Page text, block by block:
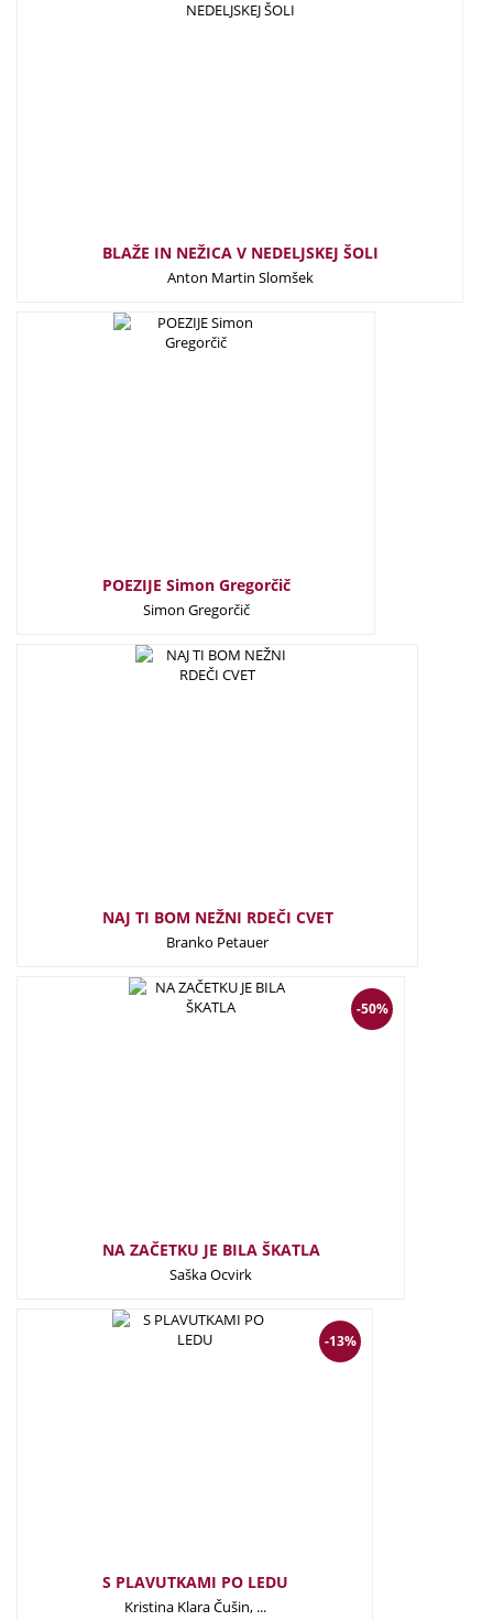
BLAŽE IN NEŽICA V NEDELJSKEJ ŠOLI
Anton Martin Slomšek
25,00 €
POEZIJE Simon Gregorčič
Simon Gregorčič
22,50 €
NAJ TI BOM NEŽNI RDEČI CVET
Branko Petauer
10,00 €
-50%
NA ZAČETKU JE BILA ŠKATLA
Saška Ocvirk
€ 5,00
-13%
S PLAVUTKAMI PO LEDU
Kristina Klara Čušin, ...
€ 20,00